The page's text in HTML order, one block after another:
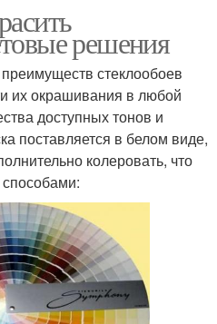
решения
стеклообоев
их окрашивания в любой
доступных тонов и
поставляется в белом виде,
колеровать, что